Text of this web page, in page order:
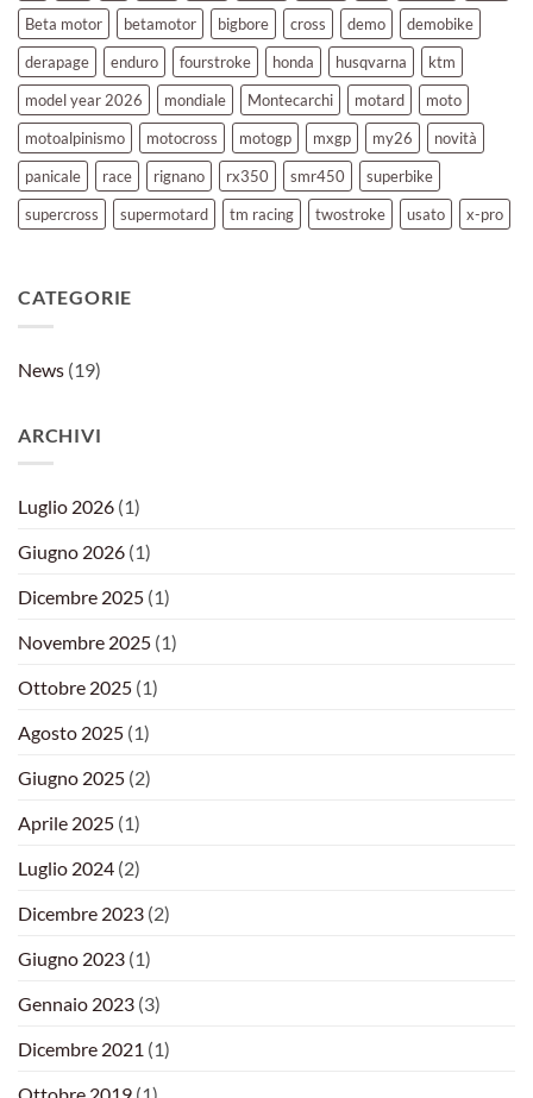
Beta motor
betamotor bigbore cross demo
demobike
derapage
enduro fourstroke honda husqvarna
ktm
model year 2026
mondiale Montecarchi motard
moto
motoalpinismo
motocross motogp mxgp my26
novità
panicale
race rignano rx350 smr450
superbike
supercross
supermotard tm racing twostroke usato x-pro
CATEGORIE
News (19)
ARCHIVI
Luglio 2026 (1)
Giugno 2026 (1)
Dicembre 2025 (1)
Novembre 2025 (1)
Ottobre 2025 (1)
Agosto 2025 (1)
Giugno 2025 (2)
Aprile 2025 (1)
Luglio 2024 (2)
Dicembre 2023 (2)
Giugno 2023 (1)
Gennaio 2023 (3)
Dicembre 2021 (1)